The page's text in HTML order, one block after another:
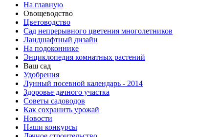
На главную
Овощеводство
Цветоводство
Сад непрерывного цветения многолетников
Ландшафтный дизайн
На подоконнике
Энциклопедия комнатных растений
Ваш сад
Удобрения
Лунный посевной календарь - 2014
Здоровье дачного участка
Советы садоводов
Как сохранить урожай
Новости
Наши конкурсы